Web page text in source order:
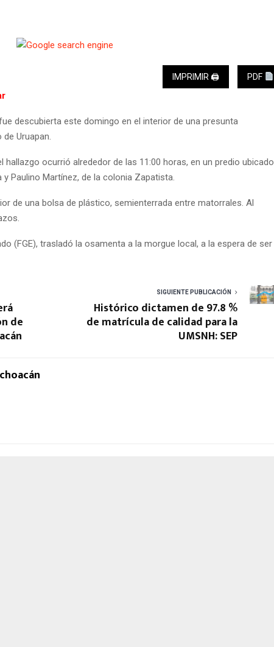
IMPRIMIR 🖨 PDF
descubierta este domingo en el interior de una presunta
Uruapan.
hallazgo ocurrió alrededor de las 11:00 horas, en un predio ubicado
Paulino Martínez, de la colonia Zapatista.
de una bolsa de plástico, semienterrada entre matorrales. Al
(FGE), trasladó la osamenta a la morgue local, a la espera de ser
de
SIGUIENTE PUBLICACIÓN
Histórico dictamen de 97.8 %
de matrícula de calidad para la
UMSNH: SEP